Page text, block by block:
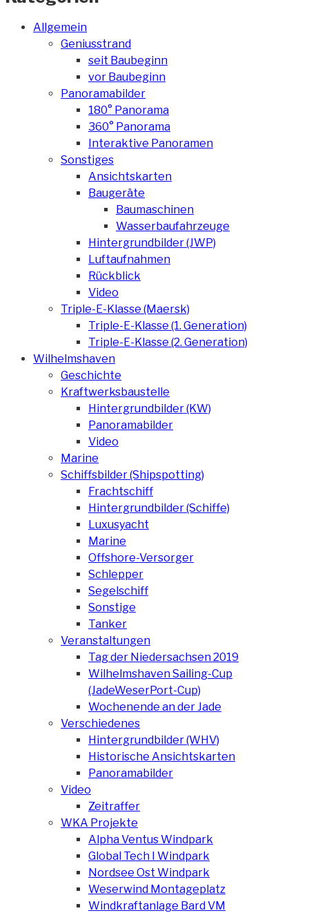
Allgemein
Geniusstrand
seit Baubeginn
vor Baubeginn
Panoramabilder
180° Panorama
360° Panorama
Interaktive Panoramen
Sonstiges
Ansichtskarten
Baugeräte
Baumaschinen
Wasserbaufahrzeuge
Hintergrundbilder (JWP)
Luftaufnahmen
Rückblick
Video
Triple-E-Klasse (Maersk)
Triple-E-Klasse (1. Generation)
Triple-E-Klasse (2. Generation)
Wilhelmshaven
Geschichte
Kraftwerksbaustelle
Hintergrundbilder (KW)
Panoramabilder
Video
Marine
Schiffsbilder (Shipspotting)
Frachtschiff
Hintergrundbilder (Schiffe)
Luxusyacht
Marine
Offshore-Versorger
Schlepper
Segelschiff
Sonstige
Tanker
Veranstaltungen
Tag der Niedersachsen 2019
Wilhelmshaven Sailing-Cup
(JadeWeserPort-Cup)
Wochenende an der Jade
Verschiedenes
Hintergrundbilder (WHV)
Historische Ansichtskarten
Panoramabilder
Video
Zeitraffer
WKA Projekte
Alpha Ventus Windpark
Global Tech I Windpark
Nordsee Ost Windpark
Weserwind Montageplatz
Windkraftanlage Bard VM